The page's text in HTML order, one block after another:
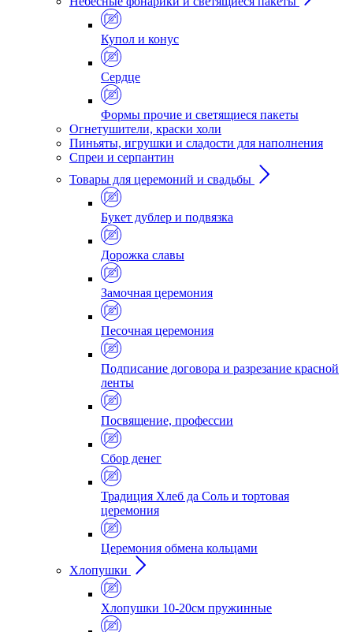
Купол и конус
Сердце
Формы прочие и светящиеся пакеты
Огнетушители, краски холи
Пиньяты, игрушки и сладости для наполнения
Спреи и серпантин
Товары для церемоний и свадьбы
Букет дублер и подвязка
Дорожка славы
Замочная церемония
Песочная церемония
Подписание договора и разрезание красной
ленты
Посвящение, профессии
Сбор денег
Традиция Хлеб да Соль и тортовая
церемония
Церемония обмена кольцами
Хлопушки
Хлопушки 10-20см пружинные